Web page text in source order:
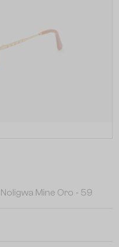
Mine Oro - 59